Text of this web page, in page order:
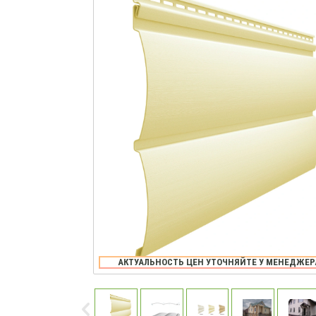
АКТУАЛЬНОСТЬ ЦЕН УТОЧНЯЙТЕ У